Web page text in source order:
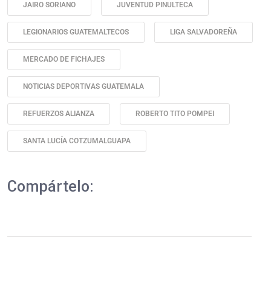
JAIRO SORIANO JUVENTUD PINULTECA
LEGIONARIOS GUATEMALTECOS LIGA SALVADOREÑA
MERCADO DE FICHAJES
NOTICIAS DEPORTIVAS GUATEMALA
REFUERZOS ALIANZA ROBERTO TITO POMPEI
SANTA LUCÍA COTZUMALGUAPA
Compártelo: